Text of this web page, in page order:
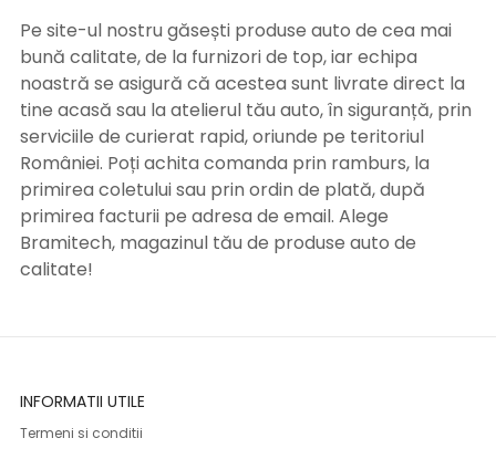
Pe site-ul nostru găsești produse auto de cea mai
bună calitate, de la furnizori de top, iar echipa
noastră se asigură că acestea sunt livrate direct la
tine acasă sau la atelierul tău auto, în siguranță, prin
serviciile de curierat rapid, oriunde pe teritoriul
României. Poți achita comanda prin ramburs, la
primirea coletului sau prin ordin de plată, după
primirea facturii pe adresa de email. Alege
Bramitech, magazinul tău de produse auto de
calitate!
INFORMATII UTILE
Termeni si conditii